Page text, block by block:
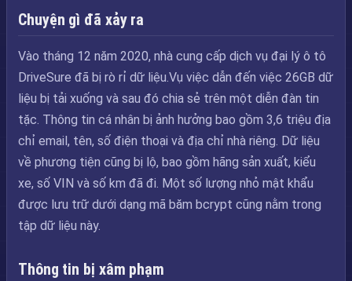
Chuyện gì đã xảy ra
Vào tháng 12 năm 2020, nhà cung cấp dịch vụ đại lý ô tô
DriveSure đã bị rò rỉ dữ liệu.Vụ việc dẫn đến việc 26GB dữ
liệu bị tải xuống và sau đó chia sẻ trên một diễn đàn tin
tặc. Thông tin cá nhân bị ảnh hưởng bao gồm 3,6 triệu địa
chỉ email, tên, số điện thoại và địa chỉ nhà riêng. Dữ liệu
về phương tiện cũng bị lộ, bao gồm hãng sản xuất, kiểu
xe, số VIN và số km đã đi. Một số lượng nhỏ mật khẩu
được lưu trữ dưới dạng mã băm bcrypt cũng nằm trong
tập dữ liệu này.
Thông tin bị xâm phạm